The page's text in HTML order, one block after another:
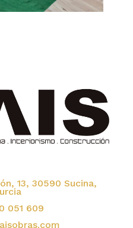
13, 30590 Sucina,
051 609